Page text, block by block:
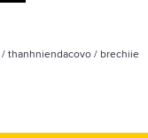
/ thanhniendacovo / brechiie